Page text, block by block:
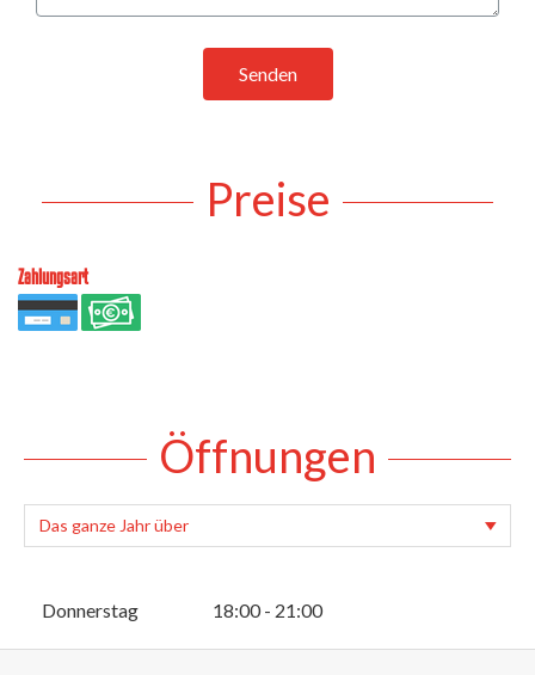
Senden
Preise
Zahlungsart
Öffnungen
Donnerstag 18:00 - 21:00